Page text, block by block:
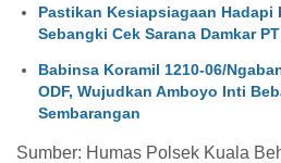
Pastikan Kesiapsiagaan
Sebangki Cek Sarana Damkar
Babinsa Koramil 1210-06/
ODF, Wujudkan Amboyo Inti
Sembarangan
Sumber: Humas Polsek Kuala